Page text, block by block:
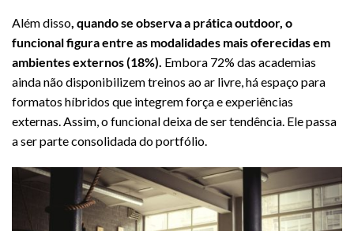
Além disso, quando se observa a prática outdoor, o
funcional figura entre as modalidades mais oferecidas em
ambientes externos (18%). Embora 72% das academias
ainda não disponibilizem treinos ao ar livre, há espaço para
formatos híbridos que integrem força e experiências
externas. Assim, o funcional deixa de ser tendência. Ele passa
a ser parte consolidada do portfólio.